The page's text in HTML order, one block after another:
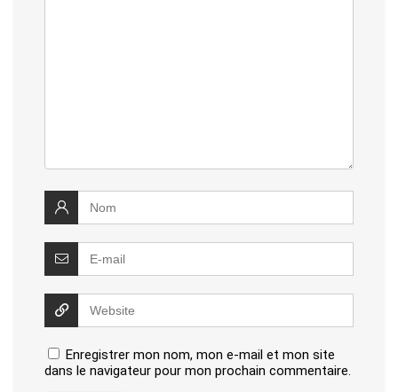
Enregistrer mon nom, mon e-mail et mon site
dans le navigateur pour mon prochain commentaire.